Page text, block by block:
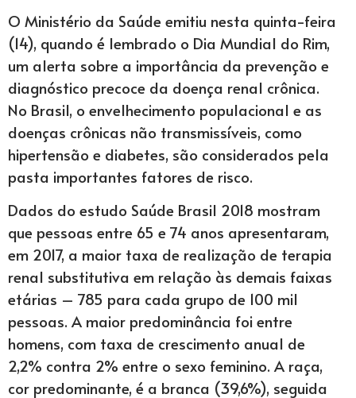
O Ministério da Saúde emitiu nesta quinta-feira
(14), quando é lembrado o Dia Mundial do Rim,
um alerta sobre a importância da prevenção e
diagnóstico precoce da doença renal crônica.
No Brasil, o envelhecimento populacional e as
doenças crônicas não transmissíveis, como
hipertensão e diabetes, são considerados pela
pasta importantes fatores de risco.
Dados do estudo Saúde Brasil 2018 mostram
que pessoas entre 65 e 74 anos apresentaram,
em 2017, a maior taxa de realização de terapia
renal substitutiva em relação às demais faixas
etárias – 785 para cada grupo de 100 mil
pessoas. A maior predominância foi entre
homens, com taxa de crescimento anual de
2,2% contra 2% entre o sexo feminino. A raça,
cor predominante, é a branca (39,6%), seguida